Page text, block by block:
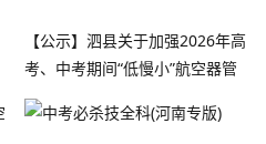
【公示】泗县关于加强2026年高
考、中考期间“低慢小”航空器管
理的提示